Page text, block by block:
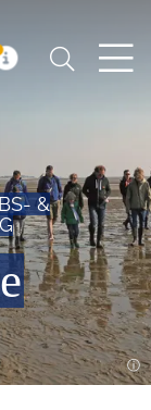
Suchen
&